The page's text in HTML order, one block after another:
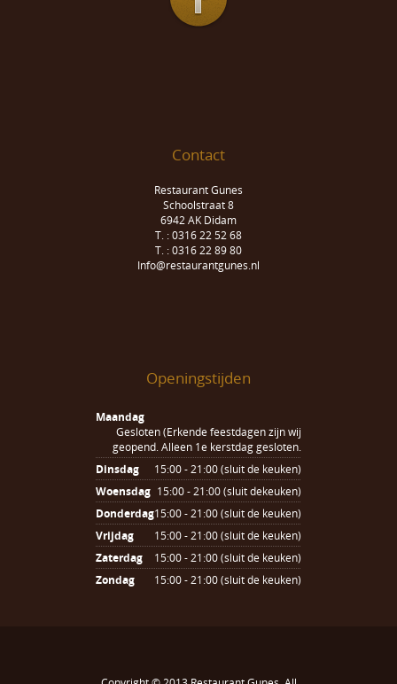
Contact
Restaurant Gunes
Schoolstraat 8
6942 AK Didam
T. : 0316 22 52 68
T. : 0316 22 89 80
Info@restaurantgunes.nl
Openingstijden
Maandag
Gesloten (Erkende feestdagen zijn wij
geopend. Alleen 1e kerstdag gesloten.
Dinsdag
15:00 - 21:00 (sluit de keuken)
Woensdag 15:00 - 21:00 (sluit dekeuken)
Donderdag15:00 - 21:00 (sluit de keuken)
Vrijdag
15:00 - 21:00 (sluit de keuken)
Zaterdag
15:00 - 21:00 (sluit de keuken)
Zondag
15:00 - 21:00 (sluit de keuken)